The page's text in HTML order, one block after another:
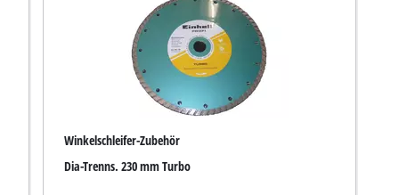
Tauchpumpen
Schmutzwasserpumpen
Tiefbrunnenpumpen
Hauswasserwerke
Benzin-Wasserpumpen
Sonstige Pumpen
Winkelschleifer-Zubehör
Dia-Trenns. 230 mm Turbo